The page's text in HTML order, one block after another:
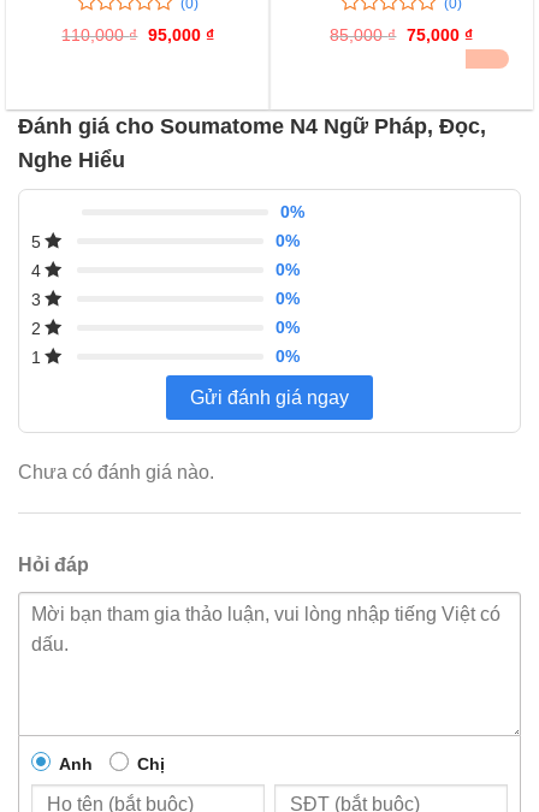
0
trên
0
giá
(0)
110,000₫ Giá
95,000 ₫Giá
0
trên
0
giá
(0)
85,000₫ Giá
75,000 ₫Giá
hiện
tại
Đánh giá cho Soumatome N4 Ngữ Pháp, Đọc,
Nghe Hiểu
0%
5
0%
4
0%
3
0%
2
0%
1
0%
Gửi đánh giá ngay
Chưa có đánh giá nào.
Hỏi đáp
Anh Chị